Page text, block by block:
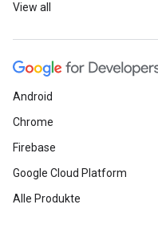
View all
Android
Chrome
Firebase
Google Cloud Platform
Alle Produkte